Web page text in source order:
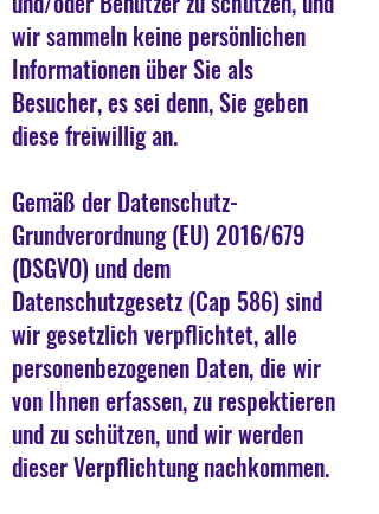
wir sammeln keine persönlichen
Informationen über Sie als
Besucher, es sei denn, Sie geben
diese freiwillig an.
Gemäß der Datenschutz-
Grundverordnung (EU) 2016/679
(DSGVO) und dem
Datenschutzgesetz (Cap 586) sind
wir gesetzlich verpflichtet, alle
personenbezogenen Daten, die wir
von Ihnen erfassen, zu respektieren
und zu schützen, und wir werden
dieser Verpflichtung nachkommen.